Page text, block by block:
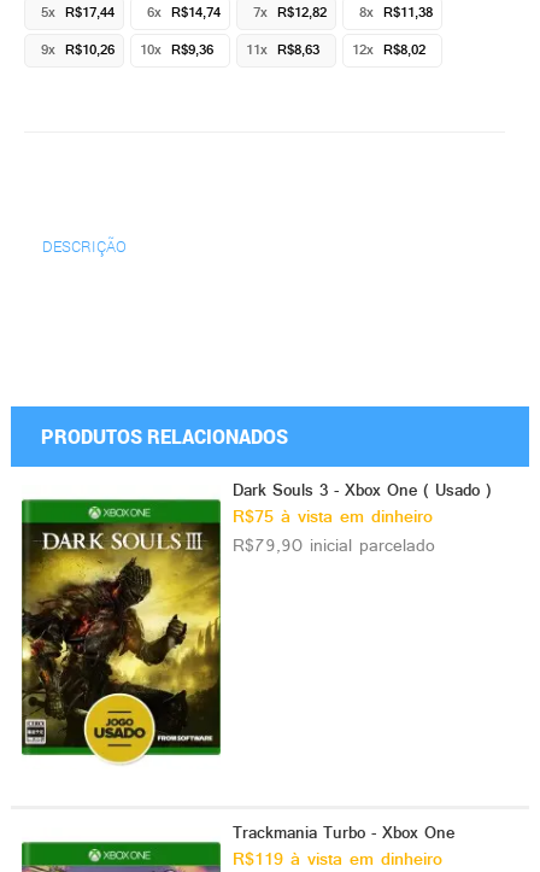
5x R$17,44 6x R$14,74 7x R$12,82 8x R$11,38
9x R$10,26 10x R$9,36 11x R$8,63 12x R$8,02
DESCRIÇÃO
PRODUTOS RELACIONADOS
Dark Souls 3 - Xbox One ( Usado )
R$75 à vista em dinheiro
R$79,90 inicial parcelado
Trackmania Turbo - Xbox One
R$119 à vista em dinheiro